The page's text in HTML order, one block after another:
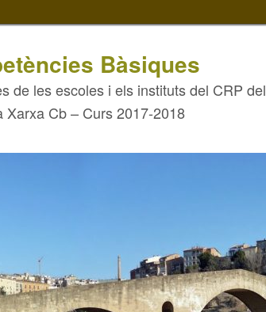
Bàsiques
de les escoles i els instituts del CRP del
Cb – Curs 2017-2018